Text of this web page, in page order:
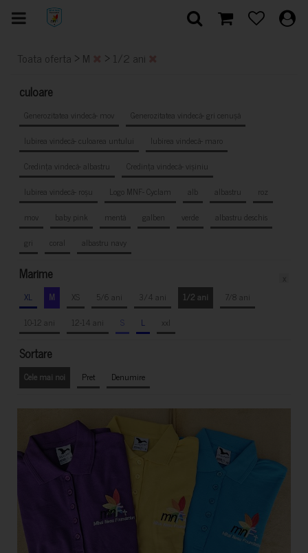
Toata oferta > M > 1/2 ani
culoare
Generozitatea vindecă- mov
Generozitatea vindecă- gri cenușă
Iubirea vindecă- culoarea untului
Iubirea vindecă- maro
Credința vindecă- albastru
Credința vindecă- vișiniu
Iubirea vindecă- roșu
Logo MNF- Cyclam alb albastru
roz
mov
baby pink mentă galben verde
albastru deschis
gri
coral albastru navy
Marime
XL M XS 5/6 ani 3/4 ani 1/2 ani
7/8 ani
10-12 ani
12-14 ani S L xxl
Sortare
Cele mai noi Pret Denumire